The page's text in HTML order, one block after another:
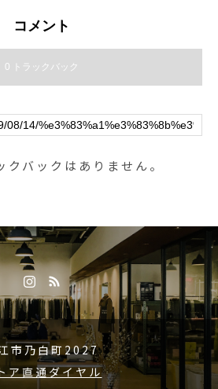
haus#groomhaus
ッと焼いたパンにたっぷりの野菜
◎ショップ 11:00〜20:00.◎TABL
E HÅUSモーニング9:00〜11:00
#galette#crepe#ガレット#クレー
プ#クレープリー#松江ランチ#松
江カフェ#サンドイッチ#モーニン
グ#松江モーニング#morning#ドリ
ンク#テイクアウトドリンク#パス
タ#パスタランチ#松江パスタ#ケ
ーキ#タピオカ#松江タピオカ
コメント
0 トラックバック
クバックはありません。
市乃白町2027
ア直通ダイヤル